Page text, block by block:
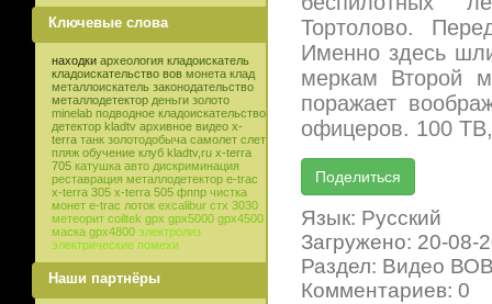
Ключевые слова
находки археология кладоискатель
кладоискательство вов монета клад
металлоискатель законодательство
металлодетектор деньги золото
minelab подводное кладоискательство
детектор kladtv архивное видео x-
terra танк золотодобыча самолет слет
пляж обучение клуб kladtv,ru x-terra
705 катушка авто дискриминация
реставрация металлодетектор e-trac
x-terra 305 x-terra 505 фппр чистка
монет e-trac лоток excalibur стх 3030
метеорит coiltek gpx gpx5000 gpx4500
маска gpx4800 электролиз
электрические помехи
Наши партнёры
Тортолово.
Именно здесь
меркам Второй
поражает
офицеров. 100
Язык: Русский
Загружено: 20-08-
Раздел: Видео
Комментариев: 0